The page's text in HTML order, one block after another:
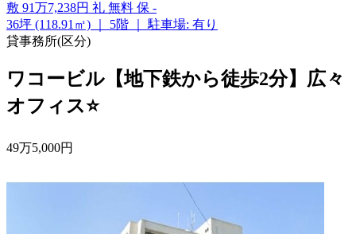
敷 91万7,238円 礼 無料 保 -
36坪 (118.91㎡)
5階
駐車場: 有り
貸事務所(区分)
ワコービル【地下鉄から徒歩2分】広々
オフィス⭐
49万5,000円